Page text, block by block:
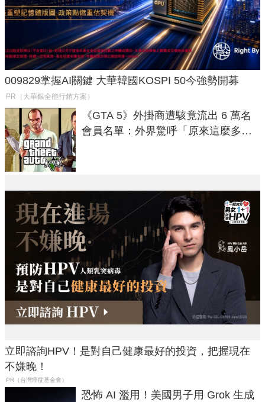
009829掌握AI關鍵 大華韓國KOSPI 50今強勢開募
PR（大華銀全能行銷方案）
《GTA 5》外掛商遭駭竟流出 6 萬名
會員名單：外界驚呼「原來這麼多人
立即諮詢HPV！是對自己健康最好的投資，把握現在
不嫌晚！
PR（台灣癌症基金會）
恐怖 AI 濫用！美國男子用 Grok 生成